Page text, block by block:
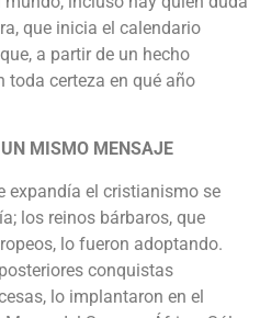
que inicia el calendario
a partir de un hecho
toda certeza en qué año
MISMO MENSAJE
expandía el cristianismo se
los reinos bárbaros, que
lo fueron adoptando.
conquistas
lo implantaron en el